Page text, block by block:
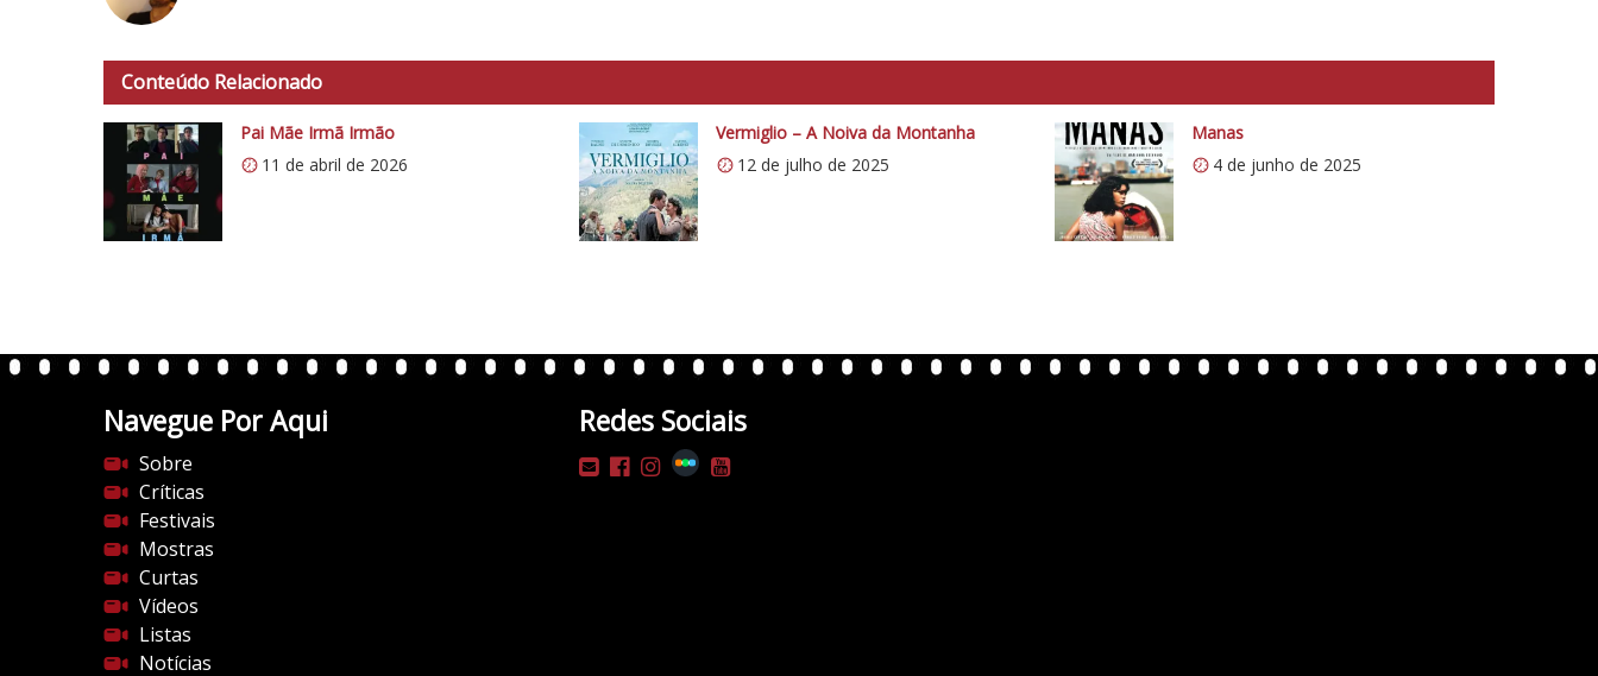
t
p
/
/
w
p
c
o
m
/
v
e
r
t
e
Conteúdo Relacionado
Pai Mãe Irmã Irmão
11 de abril de 2026
Vermiglio – A Noiva da Montanha
12 de julho de 2025
Manas
4 de junho de 2025
Navegue Por Aqui
Sobre
Críticas
Festivais
Mostras
Curtas
Vídeos
Listas
Notícias
Redes Sociais